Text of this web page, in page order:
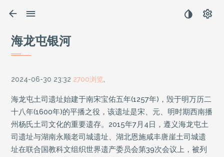
海龙屯银河
2024-06-30 23:32 2700浏览
海龙屯土司遗址始建于南宋宝佑五年(1257年)，毁于明万历二
十八年(1600年)的平播之役，该遗址是宋、元、明时期西南播
州杨氏土司文化的重要遗存。2015年7月4日，遵义海龙屯土
司遗址与湖南永顺老司城遗址、湖北恩施咸丰唐崖土司城遗
址在联合国教科文组织世界遗产委员会第39次会议上，被列